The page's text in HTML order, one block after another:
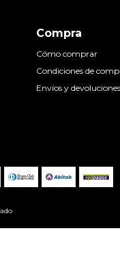
Compra
Cómo comprar
Condiciones de
Envíos y devoluciones